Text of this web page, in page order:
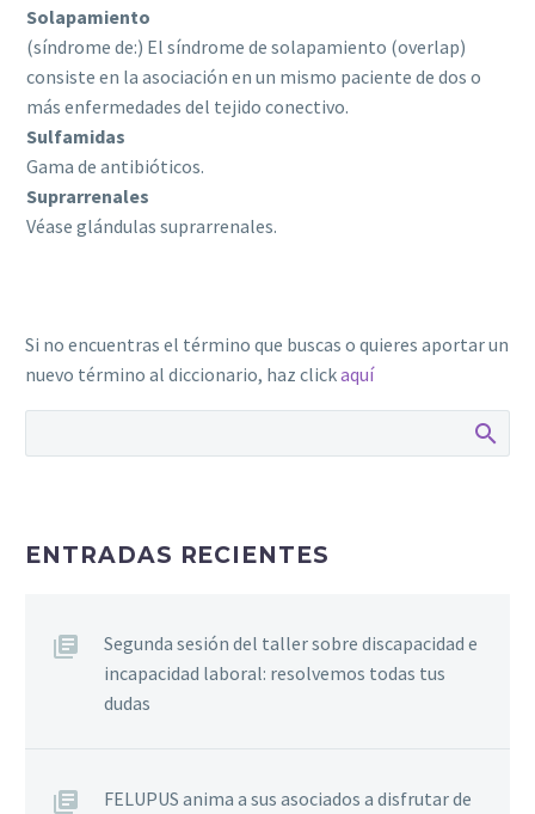
Solapamiento
(síndrome de:) El síndrome de solapamiento (overlap)
consiste en la asociación en un mismo paciente de dos o
más enfermedades del tejido conectivo.
Sulfamidas
Gama de antibióticos.
Suprarrenales
Véase glándulas suprarrenales.
Si no encuentras el término que buscas o quieres aportar un
nuevo término al diccionario, haz clickaquí
ENTRADAS RECIENTES
Segunda sesión del taller sobre discapacidad e
incapacidad laboral: resolvemos todas tus
dudas
FELUPUS anima a sus asociados a disfrutar de